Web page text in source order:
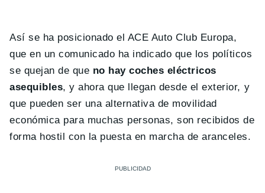
Así se ha posicionado el ACE Auto Club Europa,
que en un comunicado ha indicado que los políticos
se quejan de que no hay coches eléctricos
asequibles, y ahora que llegan desde el exterior, y
que pueden ser una alternativa de movilidad
económica para muchas personas, son recibidos de
forma hostil con la puesta en marcha de aranceles.